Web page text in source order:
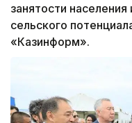
занятости
сельского
«Казинформ».